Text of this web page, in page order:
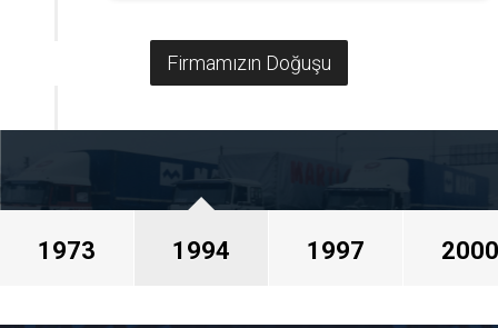
Firmamızın Doğuşu
1994
1973 yılından 1994 yılına kadar Türkiye de nakliyat
sektörünün gelişmesi ile birlikte tecrübe ve
faaliyetlerimize devam ettik.
1973 1994 1997 2000